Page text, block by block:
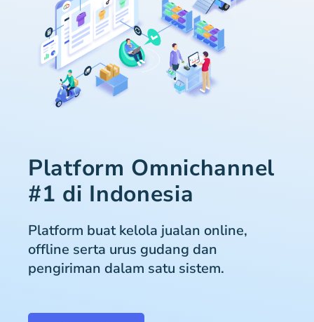
Platform Omnichannel
#1 di Indonesia
Platform buat kelola jualan online,
offline serta urus gudang dan
pengiriman dalam satu sistem.